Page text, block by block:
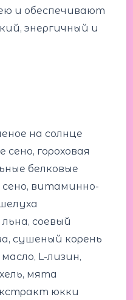
и обеспечивают
энергичный и
на солнце
гороховая
белковые
витаминно-
соевый
сушеный корень
L-лизин,
мята
юкки